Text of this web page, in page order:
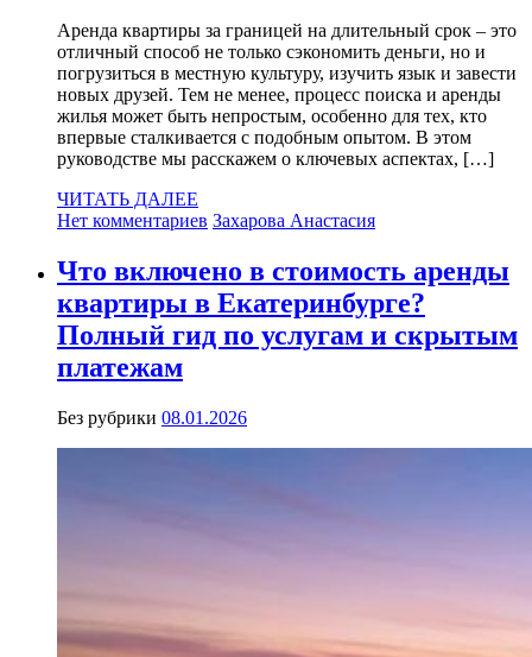
Аренда квартиры за границей на длительный срок – это
отличный способ не только сэкономить деньги, но и
погрузиться в местную культуру, изучить язык и завести
новых друзей. Тем не менее, процесс поиска и аренды
жилья может быть непростым, особенно для тех, кто
впервые сталкивается с подобным опытом. В этом
руководстве мы расскажем о ключевых аспектах, […]
ЧИТАТЬ ДАЛЕЕ
Нет комментариев Захарова Анастасия
Что включено в стоимость аренды
квартиры в Екатеринбурге?
Полный гид по услугам и скрытым
платежам
Без рубрики 08.01.2026